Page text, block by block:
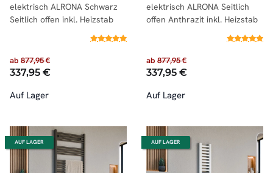
elektrisch ALRONA Schwarz
Seitlich offen inkl. Heizstab
ab 877,95 €
337,95 €
Auf Lager
elektrisch ALRONA Seitlich
offen Anthrazit inkl. Heizstab
ab 877,95 €
337,95 €
Auf Lager
AUF LAGER AUF LAGER